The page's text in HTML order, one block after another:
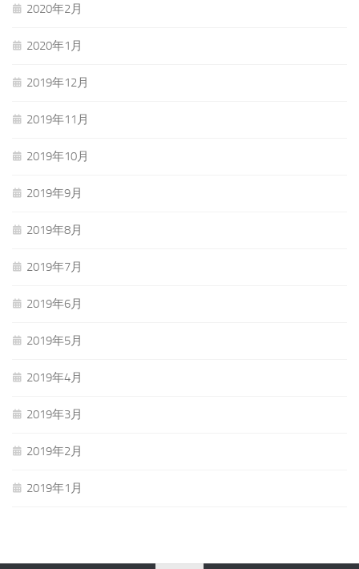
2020年2月
2020年1月
2019年12月
2019年11月
2019年10月
2019年9月
2019年8月
2019年7月
2019年6月
2019年5月
2019年4月
2019年3月
2019年2月
2019年1月